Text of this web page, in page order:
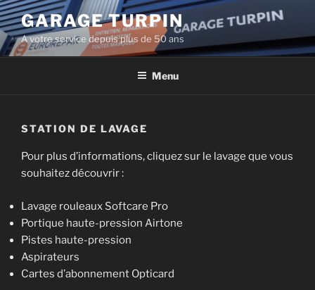
Aller
au
contenu
principal
GARAGE TURPIN
A votre service depuis plus de 50 ans
Menu
STATION DE LAVAGE
Pour plus d’informations, cliquez sur le lavage que vous
souhaitez découvrir :
Lavage rouleaux Softcare Pro
Portique haute-pression Airtone
Pistes haute-pression
Aspirateurs
Cartes d’abonnement Opticard